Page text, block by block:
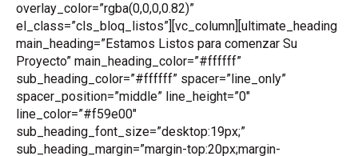
overlay_color=”rgba(0,0,0,0.82)”
el_class=”cls_bloq_listos”][vc_column][ultimate_heading
main_heading=”Estamos Listos para comenzar Su
Proyecto” main_heading_color=”#ffffff”
sub_heading_color=”#ffffff” spacer=”line_only”
spacer_position=”middle” line_height=”0″
line_color=”#f59e00″
sub_heading_font_size=”desktop:19px;”
sub_heading_margin=”margin-top:20px;margin-